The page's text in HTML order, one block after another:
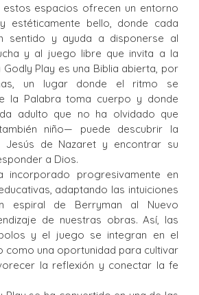
estos espacios ofrecen un entorno
estéticamente bello, donde cada
sentido y ayuda a disponerse al
y al juego libre que invita a la
Godly Play es una Biblia abierta, por
un lugar donde el ritmo se
la Palabra toma cuerpo y donde
adulto que no ha olvidado que
niño— puede descubrir la
Jesús de Nazaret y encontrar su
a Dios.
incorporado progresivamente en
adaptando las intuiciones
espiral de Berryman al Nuevo
de nuestras obras. Así, las
y el juego se integran en el
como una oportunidad para cultivar
la reflexión y conectar la fe